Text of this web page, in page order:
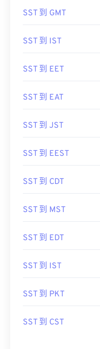
SST 到 GMT
SST 到 IST
SST 到 EET
SST 到 EAT
SST 到 JST
SST 到 EEST
SST 到 CDT
SST 到 MST
SST 到 EDT
SST 到 IST
SST 到 PKT
SST 到 CST